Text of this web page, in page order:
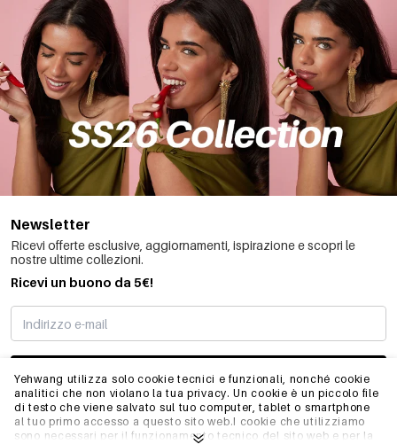
Yehwang utilizza solo cookie tecnici e funzionali, nonché cookie
analitici che non violano la tua privacy. Un cookie è un piccolo file
di testo che viene salvato sul tuo computer, tablet o smartphone
al tuo primo accesso a questo sito web.I cookie che utilizziamo
sono necessari per il funzionamento tecnico del sito web e per la
Newsletter
Ricevi offerte esclusive, aggiornamenti, ispirazione e scopri le
nostre ultime collezioni.
Ricevi un buono da 5€!
MI STO REGISTRANDO
INFO